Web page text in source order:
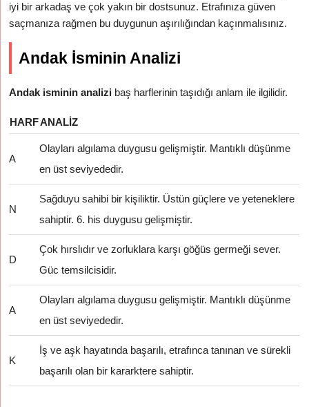
iyi bir arkadaş ve çok yakın bir dostsunuz. Etrafınıza güven
saçmanıza rağmen bu duygunun aşırılığından kaçınmalısınız.
Andak İsminin Analizi
Andak isminin analizi baş harflerinin taşıdığı anlam ile ilgilidir.
HARFANALIZ
A
Olayları algılama duygusu gelişmiştir. Mantıklı düşünme
en üst seviyededir.
N
Sağduyu sahibi bir kişiliktir. Üstün güçlere ve yeteneklere
sahiptir. 6. his duygusu gelişmiştir.
D
Çok hırslıdır ve zorluklara karşı göğüs germeği sever.
Güc temsilcisidir.
A
Olayları algılama duygusu gelişmiştir. Mantıklı düşünme
en üst seviyededir.
K
İş ve aşk hayatında başarılı, etrafınca tanınan ve sürekli
başarılı olan bir kararktere sahiptir.